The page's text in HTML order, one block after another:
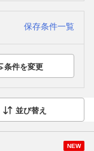
保存条件一覧
条件を変更
並び替え
NEW